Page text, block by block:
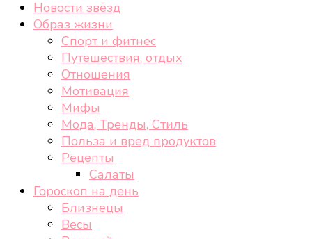
Новости звёзд
Образ жизни
Спорт и фитнес
Путешествия, отдых
Отношения
Мотивация
Мифы
Мода, Тренды, Стиль
Польза и вред продуктов
Рецепты
Салаты
Гороскоп на день
Близнецы
Весы